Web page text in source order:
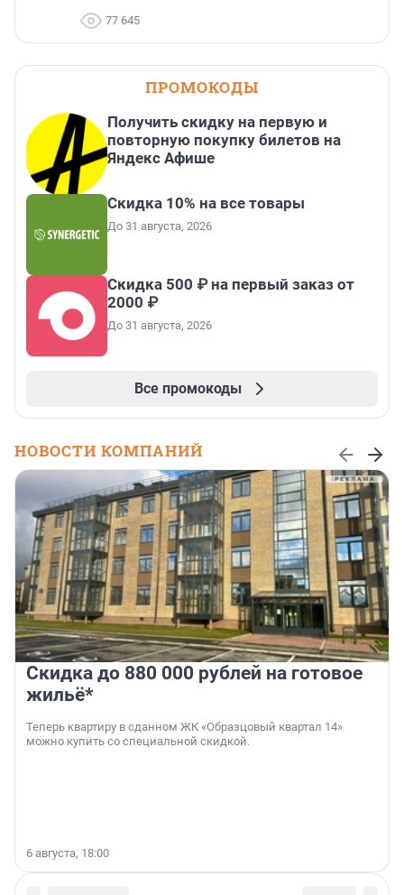
77 645
ПРОМОКОДЫ
Получить скидку на первую и
повторную покупку билетов на
Яндекс Афише
Скидка 10% на все товары
До 31 августа, 2026
Скидка 500 ₽ на первый заказ от
2000 ₽
До 31 августа, 2026
Все промокоды
НОВОСТИ КОМПАНИЙ
Скидка до 880 000 рублей на готовое
жильё*
Теперь квартиру в сданном ЖК «Образцовый квартал 14»
можно купить со специальной скидкой.
6 августа, 18:00